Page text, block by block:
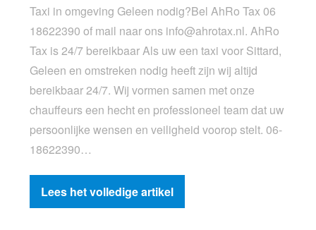
Taxi in omgeving Geleen nodig?Bel AhRo Tax 06
18622390 of mail naar ons info@ahrotax.nl. AhRo
Tax is 24/7 bereikbaar Als uw een taxi voor Sittard,
Geleen en omstreken nodig heeft zijn wij altijd
bereikbaar 24/7. Wij vormen samen met onze
chauffeurs een hecht en professioneel team dat uw
persoonlijke wensen en veiligheid voorop stelt. 06-
18622390…
Lees het volledige artikel